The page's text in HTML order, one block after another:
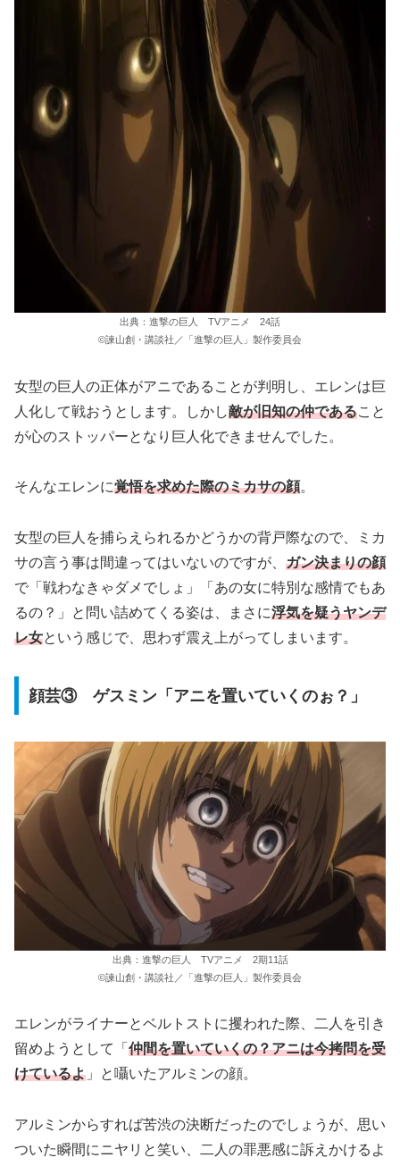
出典：進撃の巨人 TVアニメ 24話
©諫山創・講談社／「進撃の巨人」製作委員会
女型の巨人の正体がアニであることが判明し、エレンは巨
人化して戦おうとします。しかし敵が旧知の仲であること
が心のストッパーとなり巨人化できませんでした。
そんなエレンに覚悟を求めた際のミカサの顔。
女型の巨人を捕らえられるかどうかの背戸際なので、ミカ
サの言う事は間違ってはいないのですが、 ガン決まりの顔
で「戦わなきゃダメでしょ」「あの女に特別な感情でもあ
るの？」と問い詰めてくる姿は、まさに浮気を疑うヤンデ
レ女という感じで、思わず震え上がってしまいます。
顔芸③ ゲスミン「アニを置いていくのぉ？」
出典：進撃の巨人 TVアニメ 2期11話
©諫山創・講談社／「進撃の巨人」製作委員会
エレンがライナーとベルトストに攫われた際、二人を引き
留めようとして「 仲間を置いていくの？アニは今拷問を受
けているよ 」と囁いたアルミンの顔。
アルミンからすれば苦渋の決断だったのでしょうが、思い
ついた瞬間にニヤリと笑い、二人の罪悪感に訴えかけるよ